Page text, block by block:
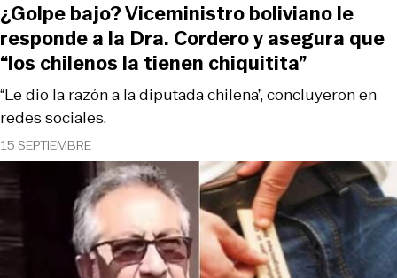
15 SEPTIEMBRE
“Le dio la razón a la diputada chilena”, concluyeron en
redes sociales.
¿Golpe bajo? Viceministro boliviano le
responde a la Dra. Cordero y asegura que
“los chilenos la tienen chiquitita”